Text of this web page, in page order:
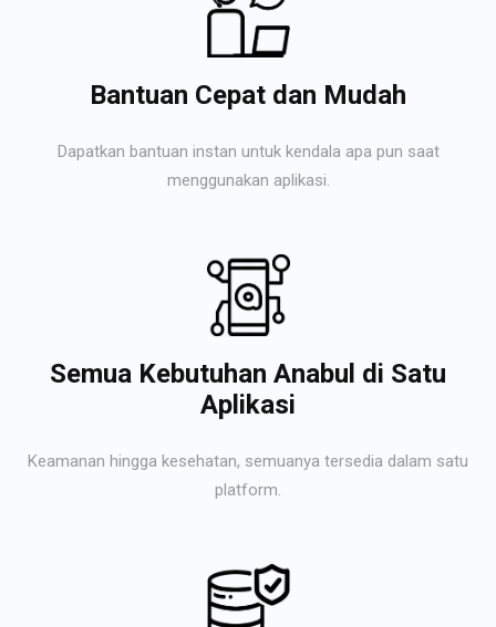
Bantuan Cepat dan Mudah
Dapatkan bantuan instan untuk kendala apa pun saat
menggunakan aplikasi.
Semua Kebutuhan Anabul di Satu
Aplikasi
Keamanan hingga kesehatan, semuanya tersedia dalam satu
platform.